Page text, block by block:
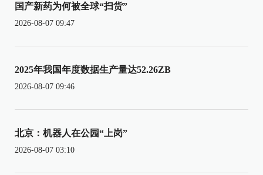
国产新药为何被全球“扫货”
2026-08-07 09:47
2025年我国年度数据生产量达52.26ZB
2026-08-07 09:46
北京：机器人在公园“上岗”
2026-08-07 03:10